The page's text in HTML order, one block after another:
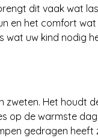
dit vaak wat
en het comfort
wat uw kind nodig
Het houdt
op de warmste
gedragen heeft